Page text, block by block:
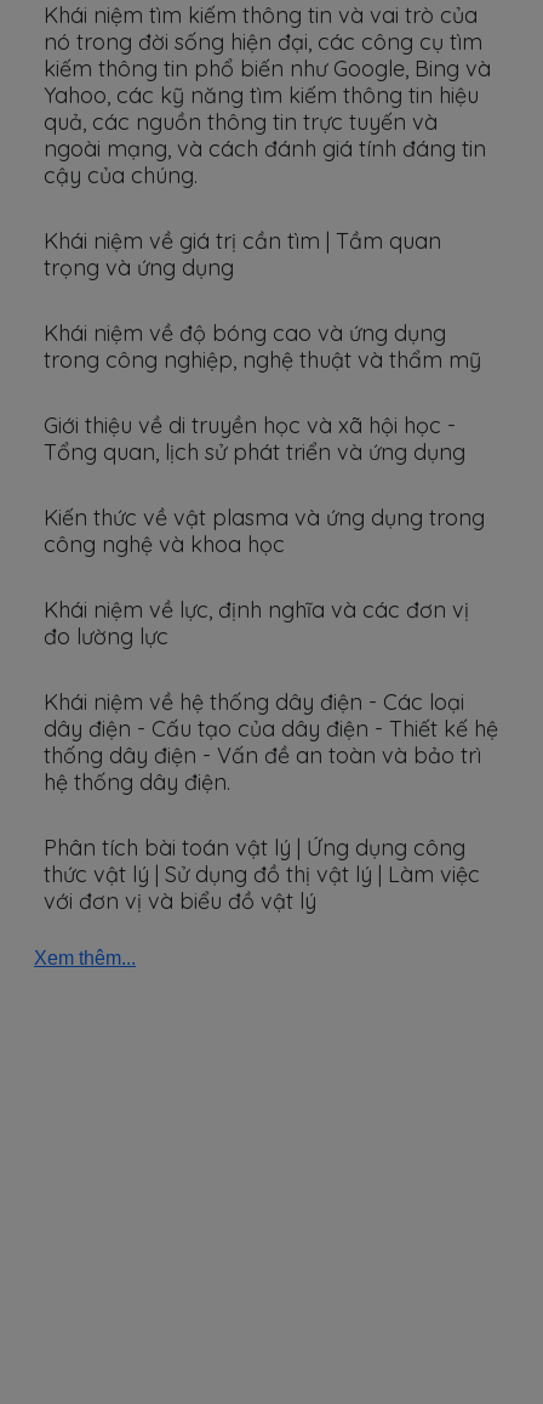
Khái niệm tìm kiếm thông tin và vai trò của
nó trong đời sống hiện đại, các công cụ tìm
kiếm thông tin phổ biến như Google, Bing và
Yahoo, các kỹ năng tìm kiếm thông tin hiệu
quả, các nguồn thông tin trực tuyến và
ngoài mạng, và cách đánh giá tính đáng tin
cậy của chúng.
Khái niệm về giá trị cần tìm | Tầm quan
trọng và ứng dụng
Khái niệm về độ bóng cao và ứng dụng
trong công nghiệp, nghệ thuật và thẩm mỹ
Giới thiệu về di truyền học và xã hội học -
Tổng quan, lịch sử phát triển và ứng dụng
Kiến thức về vật plasma và ứng dụng trong
công nghệ và khoa học
Khái niệm về lực, định nghĩa và các đơn vị
đo lường lực
Khái niệm về hệ thống dây điện - Các loại
dây điện - Cấu tạo của dây điện - Thiết kế hệ
thống dây điện - Vấn đề an toàn và bảo trì
hệ thống dây điện.
Phân tích bài toán vật lý | Ứng dụng công
thức vật lý | Sử dụng đồ thị vật lý | Làm việc
với đơn vị và biểu đồ vật lý
Xem thêm...